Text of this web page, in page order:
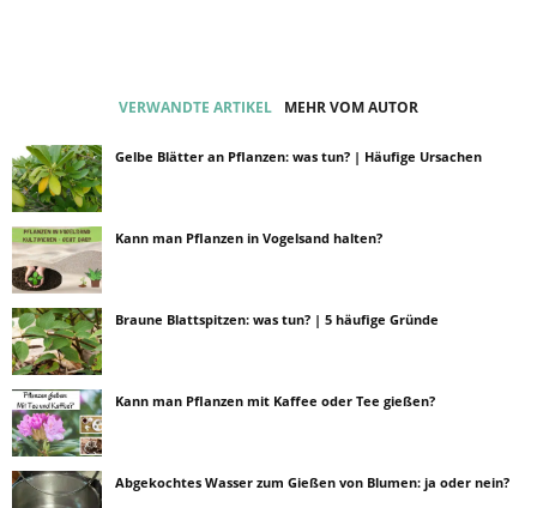
VERWANDTE ARTIKEL MEHR VOM AUTOR
Gelbe Blätter an Pflanzen: was tun? | Häufige Ursachen
Kann man Pflanzen in Vogelsand halten?
Braune Blattspitzen: was tun? | 5 häufige Gründe
Kann man Pflanzen mit Kaffee oder Tee gießen?
Abgekochtes Wasser zum Gießen von Blumen: ja oder nein?